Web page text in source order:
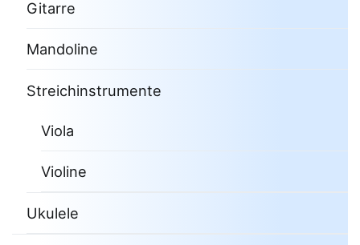
Gitarre
Mandoline
Streichinstrumente
Viola
Violine
Ukulele